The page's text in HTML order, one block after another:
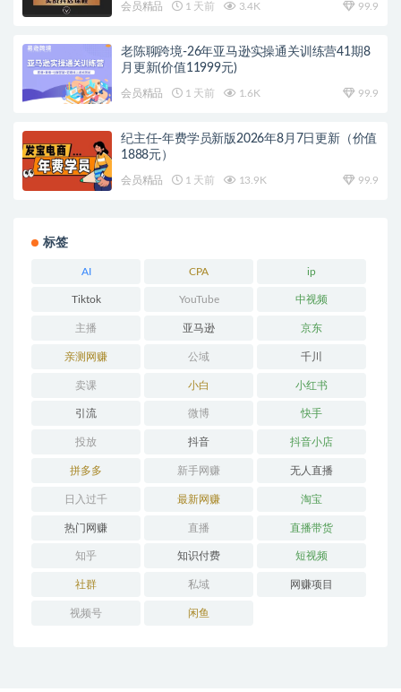
会员精品 1 天前 3.4K 99.9
老陈聊跨境-26年亚马逊实操通关训练营41期8
月更新(价值11999元)
会员精品 1 天前 1.6K 99.9
纪主任-年费学员新版2026年8月7日更新（价值
1888元）
会员精品 1 天前 13.9K 99.9
标签
AI CPA ip
Tiktok YouTube 中视频
主播 亚马逊 京东
亲测网赚 公域 千川
卖课 小白 小红书
引流 微博 快手
投放 抖音 抖音小店
拼多多 新手网赚 无人直播
日入过千 最新网赚 淘宝
热门网赚 直播 直播带货
知乎 知识付费 短视频
社群 私域 网赚项目
视频号 闲鱼